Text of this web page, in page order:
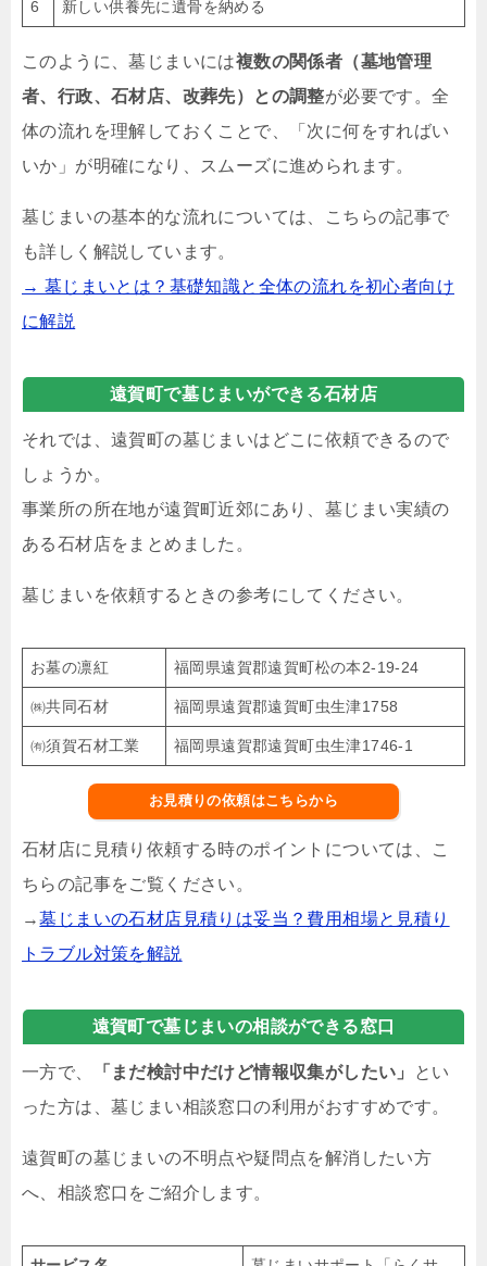
6 新しい供養先に遺骨を納める
このように、墓じまいには複数の関係者（墓地管理
者、行政、石材店、改葬先）との調整が必要です。全
体の流れを理解しておくことで、「次に何をすればい
いか」が明確になり、スムーズに進められます。
墓じまいの基本的な流れについては、こちらの記事で
も詳しく解説しています。
→ 墓じまいとは？基礎知識と全体の流れを初心者向け
に解説
遠賀町で墓じまいができる石材店
それでは、遠賀町の墓じまいはどこに依頼できるので
しょうか。
事業所の所在地が遠賀町近郊にあり、墓じまい実績の
ある石材店をまとめました。
墓じまいを依頼するときの参考にしてください。
お墓の凛紅 福岡県遠賀郡遠賀町松の本2-19-24
㈱共同石材 福岡県遠賀郡遠賀町虫生津1758
㈲須賀石材工業 福岡県遠賀郡遠賀町虫生津1746-1
お見積りの依頼はこちらから
石材店に見積り依頼する時のポイントについては、こ
ちらの記事をご覧ください。
→墓じまいの石材店見積りは妥当？費用相場と見積り
トラブル対策を解説
遠賀町で墓じまいの相談ができる窓口
一方で、 「まだ検討中だけど情報収集がしたい」
とい
った方は、墓じまい相談窓口の利用がおすすめです。
遠賀町の墓じまいの不明点や疑問点を解消したい方
へ、相談窓口をご紹介します。